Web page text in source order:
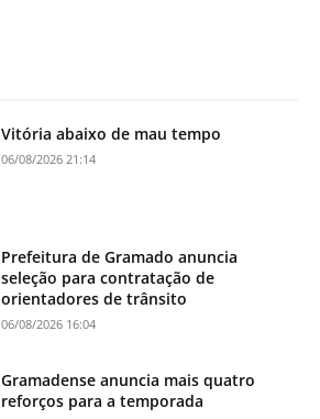
Vitória abaixo de mau tempo
06/08/2026 21:14
Prefeitura de Gramado anuncia
seleção para contratação de
orientadores de trânsito
06/08/2026 16:04
Gramadense anuncia mais quatro
reforços para a temporada